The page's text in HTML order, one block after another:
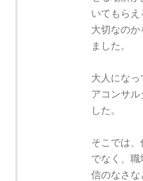
いてもら
大切なの
ました。
大人にな
アコンサ
した。
そこでは
でなく、
信のなさ